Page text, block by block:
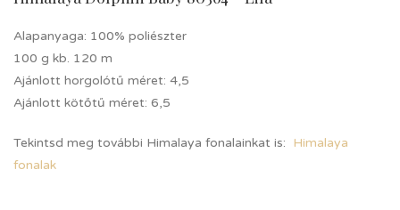
Alapanyaga: 100% poliészter
100 g kb. 120 m
Ajánlott horgolótű méret: 4,5
Ajánlott kötőtű méret: 6,5
Tekintsd meg további Himalaya fonalainkat is: Himalaya
fonalak